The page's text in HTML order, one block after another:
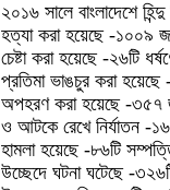
২০১৬ সালে বাংলাদেশে
হত্যা করা হয়েছে -১০০৯
চেষ্টা করা হয়েছে -২৬টি
প্রতিমা ভাঙচুর করা
অপহরণ করা হয়েছে -৩৫৭
ও আটকে রেখে নির্যাতন -
হামলা হয়েছে -৮৬টি
উচ্ছেদে ঘটনা ঘটেছে -